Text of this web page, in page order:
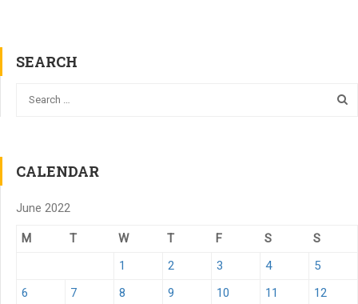
SEARCH
CALENDAR
June 2022
M T W T F S
S
1
2 3 4
5
6
7 8 9 10 11
12